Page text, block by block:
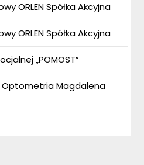
ORLEN Spółka Akcyjna
ORLEN Spółka Akcyjna
„POMOST”
Optometria Magdalena